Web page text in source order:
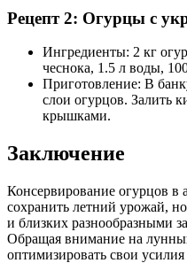
Рецепт 2: Огурцы с
Ингредиенты: 2 кг
чеснока, 1.5 л воды,
Приготовление: В
слои огурцов. Залить
крышками.
Заключение
Консервирование огурцов в
сохранить летний урожай,
и близких разнообразными
Обращая внимание на
оптимизировать свои